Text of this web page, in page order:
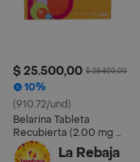
$ 25.500,00 $ 28.400,00
10%
(910.72/und)
Belarina Tableta
Recubierta (2.00 mg /
0.02 mg)
La Rebaja